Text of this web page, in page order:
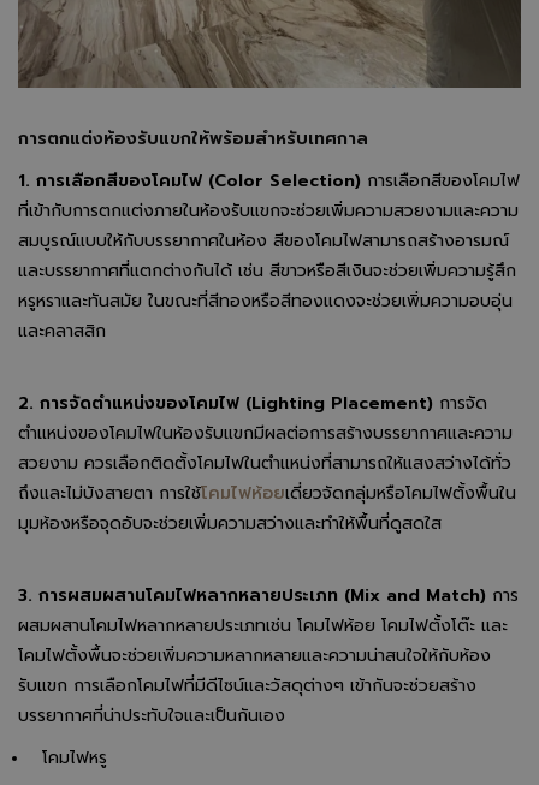
การตกแต่งห้องรับแขกให้พร้อมสำหรับเทศกาล
1. การเลือกสีของโคมไฟ (Color Selection) การเลือกสีของโคมไฟ
ที่เข้ากับการตกแต่งภายในห้องรับแขกจะช่วยเพิ่มความสวยงามและความ
สมบูรณ์แบบให้กับบรรยากาศในห้อง สีของโคมไฟสามารถสร้างอารมณ์
และบรรยากาศที่แตกต่างกันได้ เช่น สีขาวหรือสีเงินจะช่วยเพิ่มความรู้สึก
หรูหราและทันสมัย ในขณะที่สีทองหรือสีทองแดงจะช่วยเพิ่มความอบอุ่น
และคลาสสิก
2. การจัดตำแหน่งของโคมไฟ (Lighting Placement) การจัด
ตำแหน่งของโคมไฟในห้องรับแขกมีผลต่อการสร้างบรรยากาศและความ
สวยงาม ควรเลือกติดตั้งโคมไฟในตำแหน่งที่สามารถให้แสงสว่างได้ทั่ว
ถึงและไม่บังสายตา การใช้โคมไฟห้อยเดี่ยวจัดกลุ่มหรือโคมไฟตั้งพื้นใน
มุมห้องหรือจุดอับจะช่วยเพิ่มความสว่างและทำให้พื้นที่ดูสดใส
3. การผสมผสานโคมไฟหลากหลายประเภท (Mix and Match) การ
ผสมผสานโคมไฟหลากหลายประเภทเช่น โคมไฟห้อย โคมไฟตั้งโต๊ะ และ
โคมไฟตั้งพื้นจะช่วยเพิ่มความหลากหลายและความน่าสนใจให้กับห้อง
รับแขก การเลือกโคมไฟที่มีดีไซน์และวัสดุต่างๆ เข้ากันจะช่วยสร้าง
บรรยากาศที่น่าประทับใจและเป็นกันเอง
โคมไฟหรู